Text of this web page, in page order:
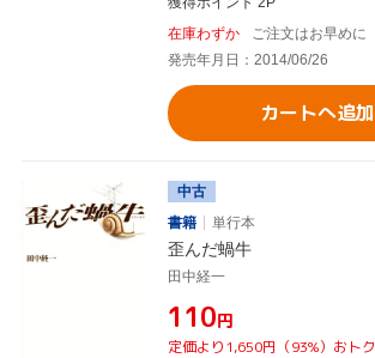
在庫わずか
ご注文はお早めに
発売年月日：2014/06/26
カートへ追加
中古
書籍
単行本
歪んだ蝸牛
田中経一
¥110円
定価より1,650円（93%）おトク